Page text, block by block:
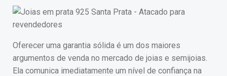
Oferecer uma garantia sólida é um dos maiores
argumentos de venda no mercado de joias e semijoias.
Ela comunica imediatamente um nível de confiança na